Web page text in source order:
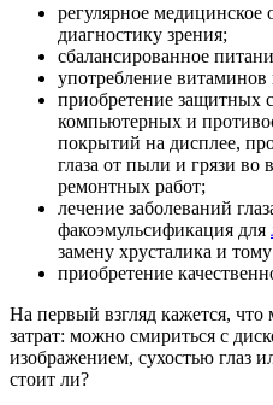
регулярное медицинское
диагностику зрения;
сбалансированное
употребление
приобретение защитных
компьютерных и
покрытий на дисплее,
глаза от пыли и грязи во
ремонтных работ;
лечение заболеваний
факоэмульсификация для
замену хрусталика и
приобретение
На первый взгляд кажется, что
затрат: можно смириться с
изображением, сухостью глаз
стоит ли?